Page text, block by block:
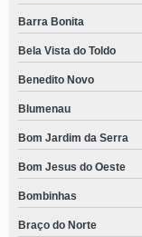
contato de centro para
Oeste
centro para
centro de internação
centro para
contato de centro para
Barra Bonita
Bela Vista do Toldo
Benedito Novo
Blumenau
Bom Jardim da Serra
Bom Jesus do Oeste
Bombinhas
Braço do Norte